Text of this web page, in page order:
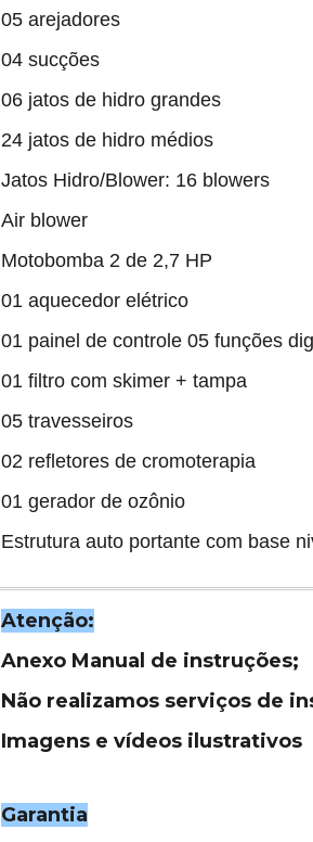
05 arejadores
04 sucções
06 jatos de hidro grandes
24 jatos de hidro médios
Jatos Hidro/Blower: 16 blowers
Air blower
Motobomba 2 de 2,7 HP
01 aquecedor elétrico
01 painel de controle 05 funções
01 filtro com skimer + tampa
05 travesseiros
02 refletores de cromoterapia
01 gerador de ozônio
Estrutura auto portante com base
Atenção:
Anexo Manual de instruções;
Não realizamos serviços de
Imagens e vídeos ilustrativos
Garantia